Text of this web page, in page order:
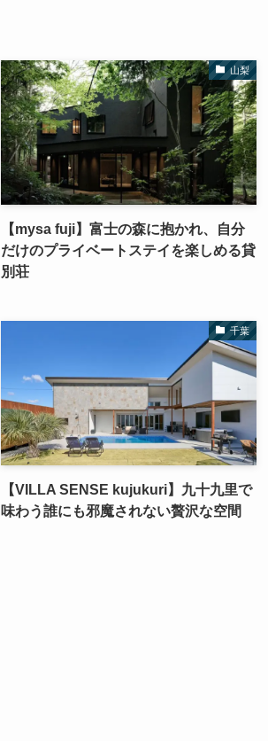
山梨
【mysa fuji】富士の森に抱かれ、自分
だけのプライベートステイを楽しめる貸
別荘
千葉
【VILLA SENSE kujukuri】九十九里で
味わう誰にも邪魔されない贅沢な空間